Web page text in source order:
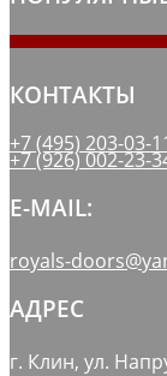
КОНТАКТЫ
+7 (495) 203-03-
+7 (926) 002-23-
E-MAIL:
royals-
АДРЕС
г. Клин, ул.